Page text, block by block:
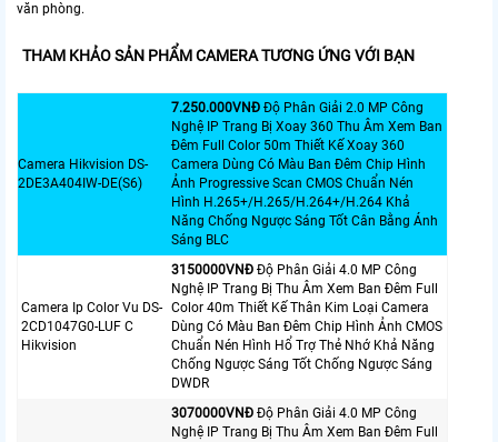
văn phòng.
THAM KHẢO SẢN PHẨM CAMERA TƯƠNG ỨNG VỚI BẠN
Camera Hikvision DS-
2DE3A404IW-DE(S6)
7.250.000VNÐ Độ Phân Giải 2.0 MP Công
Nghệ IP Trang Bị Xoay 360 Thu Âm Xem Ban
Đêm Full Color 50m Thiết Kế Xoay 360
Camera Dùng Có Màu Ban Đêm Chip Hình
Ảnh Progressive Scan CMOS Chuẩn Nén
Hình H.265+/H.265/H.264+/H.264 Khả
Năng Chống Ngược Sáng Tốt Cân Bằng Ánh
Sáng BLC
Camera Ip Color Vu DS-
2CD1047G0-LUF C
Hikvision
3150000VNÐ Độ Phân Giải 4.0 MP Công
Nghệ IP Trang Bị Thu Âm Xem Ban Đêm Full
Color 40m Thiết Kế Thân Kim Loại Camera
Dùng Có Màu Ban Đêm Chip Hình Ảnh CMOS
Chuẩn Nén Hình Hổ Trợ Thẻ Nhớ Khả Năng
Chống Ngược Sáng Tốt Chống Ngược Sáng
DWDR
3070000VNÐ Độ Phân Giải 4.0 MP Công
Nghệ IP Trang Bị Thu Âm Xem Ban Đêm Full